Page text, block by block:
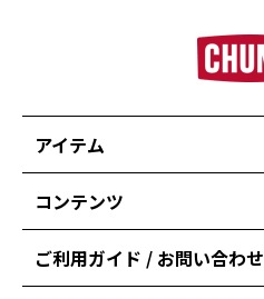
アイテム
コンテンツ
ご利用ガイド / お問い合わせ